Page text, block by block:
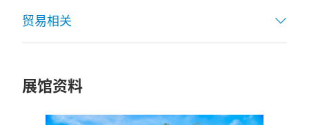
贸易相关
展馆资料